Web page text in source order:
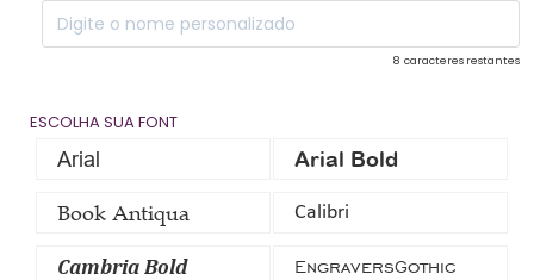
8 caracteres restantes
ESCOLHA SUA FONT
Arial Arial Bold
Book Antiqua Calibri
Cambria Bold EngraversGothic